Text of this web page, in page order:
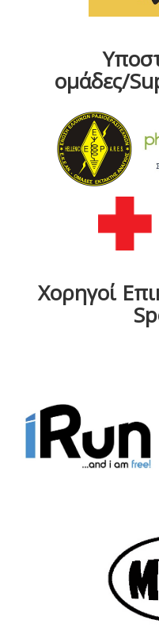
ομάδες/
Χορηγοί